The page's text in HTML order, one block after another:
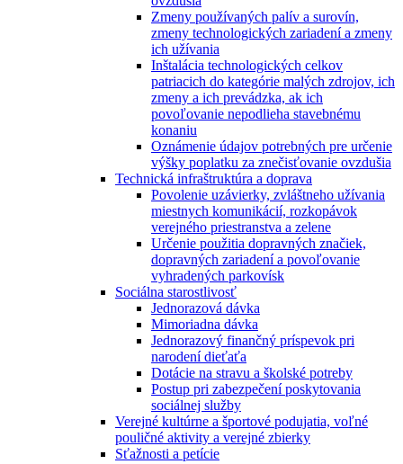
Zmeny používaných palív a surovín,
zmeny technologických zariadení a zmeny
ich užívania
Inštalácia technologických celkov
patriacich do kategórie malých zdrojov, ich
zmeny a ich prevádzka, ak ich
povoľovanie nepodlieha stavebnému
konaniu
Oznámenie údajov potrebných pre určenie
výšky poplatku za znečisťovanie ovzdušia
Technická infraštruktúra a doprava
Povolenie uzávierky, zvláštneho užívania
miestnych komunikácií, rozkopávok
verejného priestranstva a zelene
Určenie použitia dopravných značiek,
dopravných zariadení a povoľovanie
vyhradených parkovísk
Sociálna starostlivosť
Jednorazová dávka
Mimoriadna dávka
Jednorazový finančný príspevok pri
narodení dieťaťa
Dotácie na stravu a školské potreby
Postup pri zabezpečení poskytovania
sociálnej služby
Verejné kultúrne a športové podujatia, voľné
pouličné aktivity a verejné zbierky
Sťažnosti a petície